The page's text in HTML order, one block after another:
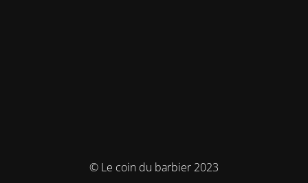
© Le coin du barbier 2023